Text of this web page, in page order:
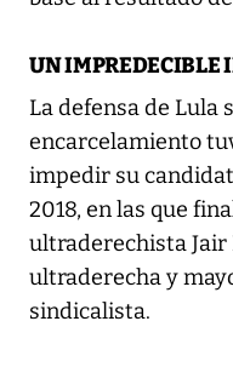
UN IMPREDECIBLE
La defensa de Lula
encarcelamiento
impedir su
2018, en las que
ultraderechista Jair
ultraderecha y
sindicalista.